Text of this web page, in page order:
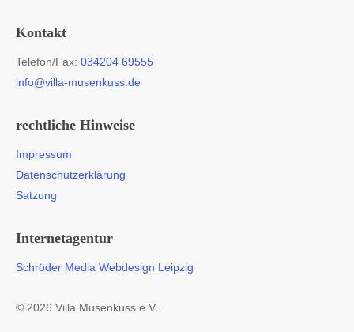
Kontakt
Telefon/Fax: 034204 69555
info@villa-musenkuss.de
rechtliche Hinweise
Impressum
Datenschutzerklärung
Satzung
Internetagentur
Schröder Media Webdesign Leipzig
© 2026 Villa Musenkuss e.V..